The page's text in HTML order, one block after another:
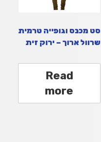
סט מכנס וגופייה טרמית
שרוול ארוך – ירוק זית
Read
more